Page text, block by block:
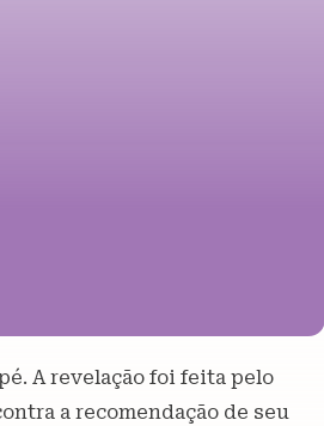
A revelação foi feita pelo
a recomendação de seu